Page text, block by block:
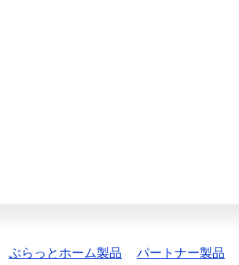
ぷらっとホーム製品 パートナー製品